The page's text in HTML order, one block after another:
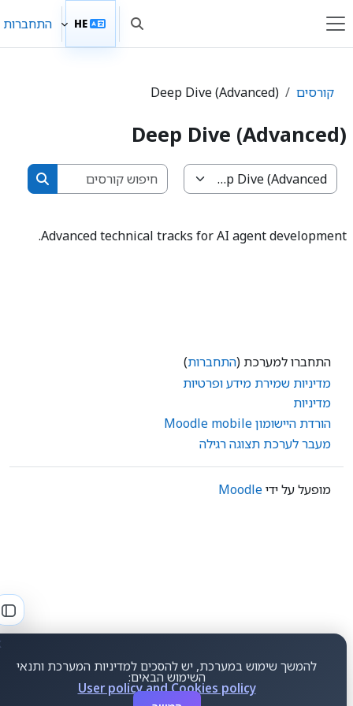
להמשך שימוש במערכת, יש להסכים למדיניות המערכת ותנאי
השימוש הבאים:
User policy and Cookies policy
חלון סקירה צדדי הצגה או הסתרה של קלט
HE התחברות
קורסים Deep Dive (Advanced)
Deep Dive (Advanced)
קטגוריות קורסים
חיפוש
חיפוש
Advanced technical tracks for AI agent development.
התחברו למערכת ( התחברות)
מדיניות שמירת מידע ופרטיות
מדיניות
הורדת היישומון Moodle mobile
מעבר לערכת תצוגה רגילה
מופעל על ידיMoodle
Your browser prefersEnglish ‎(en)‎
.
Keep HE